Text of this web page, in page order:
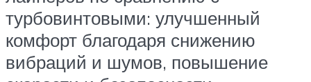
турбовинтовыми: улучшенный
комфорт благодаря снижению
вибраций и шумов, повышение